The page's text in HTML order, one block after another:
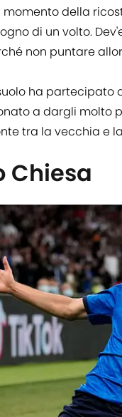
momento della
di un volto.
non puntare
ha partecipato
a dargli molto
tra la vecchia e
Chiesa